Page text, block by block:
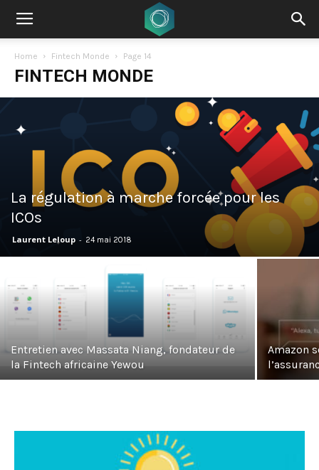
Home Fintech Monde Page 14
FINTECH MONDE
La régulation à marche forcée pour les
ICOs
Laurent Leloup - 24 mai 2018
Entretien avec Massata Niang, fondateur de
la Fintech africaine Yewou
Amazon